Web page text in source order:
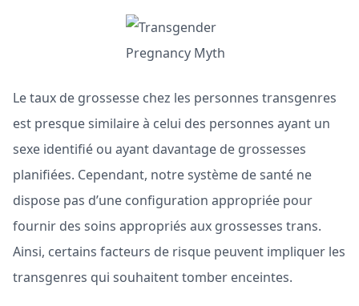
Le taux de grossesse chez les personnes transgenres
est presque similaire à celui des personnes ayant un
sexe identifié ou ayant davantage de grossesses
planifiées. Cependant, notre système de santé ne
dispose pas d’une configuration appropriée pour
fournir des soins appropriés aux grossesses trans.
Ainsi, certains facteurs de risque peuvent impliquer les
transgenres qui souhaitent tomber enceintes.